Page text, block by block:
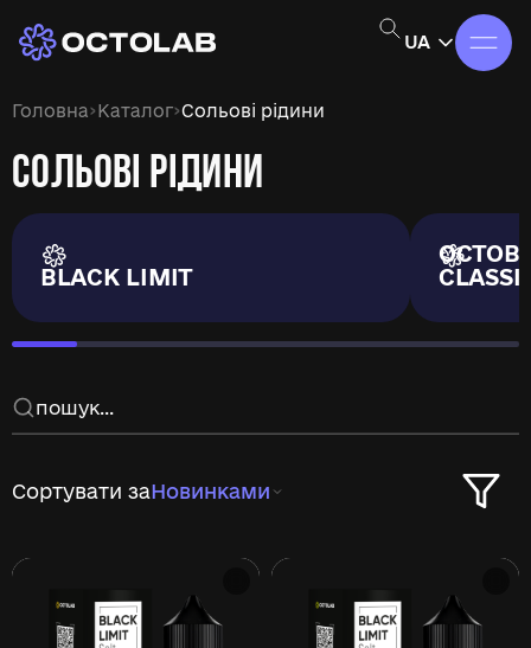
UA
Головна›Каталог›Сольові рідини
СОЛЬОВІ РІДИНИ
BLACK LIMIT
Сортувати заНовинками